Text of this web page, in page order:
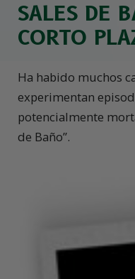
SALES DE
CORTO
Ha habido muchos
experimentan
potencialmente
de Baño”.